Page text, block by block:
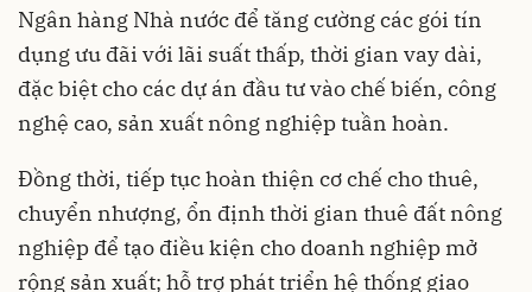
Ngân hàng Nhà nước để tăng cường các gói tín
dụng ưu đãi với lãi suất thấp, thời gian vay dài,
đặc biệt cho các dự án đầu tư vào chế biến, công
nghệ cao, sản xuất nông nghiệp tuần hoàn.
Đồng thời, tiếp tục hoàn thiện cơ chế cho thuê,
chuyển nhượng, ổn định thời gian thuê đất nông
nghiệp để tạo điều kiện cho doanh nghiệp mở
rộng sản xuất; hỗ trợ phát triển hệ thống giao